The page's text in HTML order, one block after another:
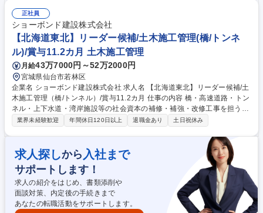
が目指せます。今までの経験を活かし、幅広い裁量権で存分に力を発揮し
たい方や、新卒・中途の垣根無くキャリアアップを目指したい方にピッタ
リのポジションです。当社の土木部門におけるプロジェクトを紹介してお
ります。是非一度ご確認ください。 https://www.psc.co.jp/kaisya/saiyou/s
pecial/project02.html 募集職種 【福岡/土木施工管理】社宅寮完備/年間休
日120日/家族手当有/第二新卒歓迎！
正社員
ショーボンド建設株式会社
【北海道東北】リーダー候補/土木施工管理(橋/トンネ
ル)/賞与11.2カ月 土木施工管理
月給43万7000円～52万2000円
宮城県仙台市若林区
企業名 ショーボンド建設株式会社 求人名 【北海道東北】リーダー候補/土
木施工管理（橋/トンネル）/賞与11.2カ月 仕事の内容 橋・高速道路・トン
ネル・上下水道・湾岸施設等の社会資本の補修・補強・改修工事を担う施
工管理として、末永く活躍頂ける方を募集しています。【仕事詳細】施工
者や本部との交渉・調整等【規模】5000～1億円程 度から3～10億円規模
まで【工期】小規模で1年、大型で2～4年 ≪補修工事ならではの醍醐味≫
新設工事に比べ小さな案件が多いため、早くから一つの現場を任され、責
任を持って仕事に取り組むことが可能です。また、施工管理として経験を
積んだ後に、設計職へキャリアチェンジする方もおります。 募集職種
【北海道東北】リーダー候補/土木施工管理（橋/トンネル）/賞与11.2カ月
業界未経験歓迎 年間休日120日以上 退職金あり 土日祝休み
求人探しから 入社まで
サポートします！
求人の紹介をはじめ、書類添削や
面談対策、内定後の手続きまで
あなたの転職活動をサポートします。